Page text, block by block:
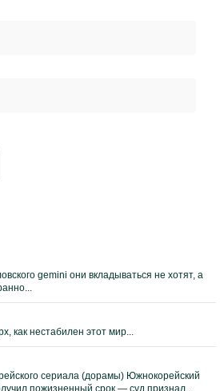
gemini они вкладываться не хотят, а
как нестабилен этот мир...
сериала (дорамы) Южнокорейский
пожизненный срок — суд признал...